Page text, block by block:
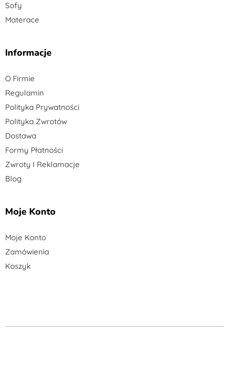
Sofy
Materace
Informacje
O Firmie
Regulamin
Polityka Prywatności
Polityka Zwrotów
Dostawa
Formy Płatności
Zwroty I Reklamacje
Blog
Moje Konto
Moje Konto
Zamówienia
Koszyk